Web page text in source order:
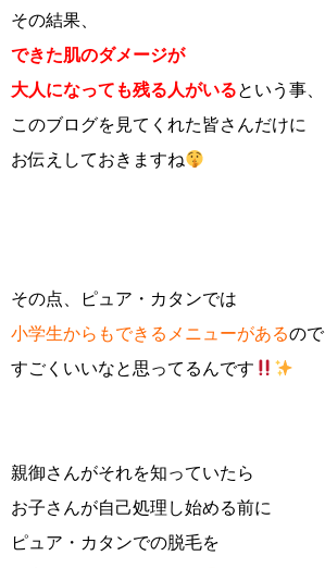
その結果、
できた肌のダメージが
大人になっても残る人がいるという事、
このブログを見てくれた皆さんだけに
お伝えしておきますね
その点、ピュア・カタンでは
小学生からもできるメニューがあるので
すごくいいなと思ってるんです
親御さんがそれを知っていたら
お子さんが自己処理し始める前に
ピュア・カタンでの脱毛を